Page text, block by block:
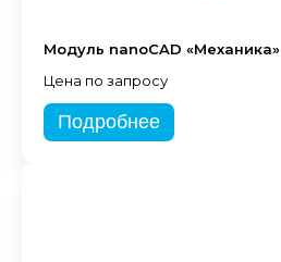
Модуль nanoCAD «Механика»
Цена по запросу
Подробнее